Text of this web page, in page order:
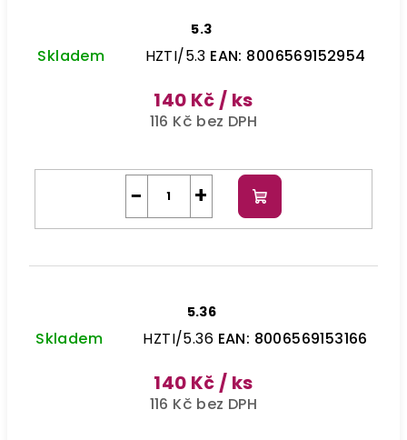
5.3
Skladem HZTI/5.3 EAN: 8006569152954
140 Kč / ks
116 Kč bez DPH
+
− Do
košíku
5.36
Skladem HZTI/5.36 EAN: 8006569153166
140 Kč / ks
116 Kč bez DPH